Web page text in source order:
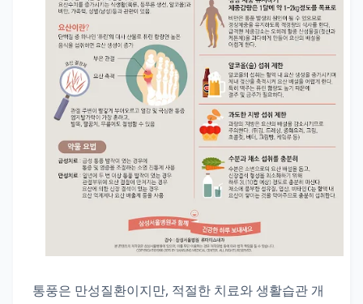
통풍은 만성질환이지만, 적절한 치료와 생활습관 개